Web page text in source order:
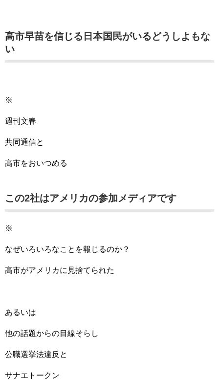
高市早苗を信じる日本国民がいるどうしよもな
い
※
週刊文春
共同通信と
高市をおいつめる
この2社はアメリカの参加メディアです
※
なぜいろいろなことを報じるのか？
高市がアメリカに見捨てられた
あるいは
他の話題からの目線そらし
公職選挙法違反と
サナエトークン